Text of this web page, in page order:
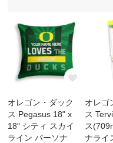
オレゴン・ダック
ス Pegasus 18" x
18" シティ スカイ
ライン パーソナ
オレゴ
ス
ス
ナライ